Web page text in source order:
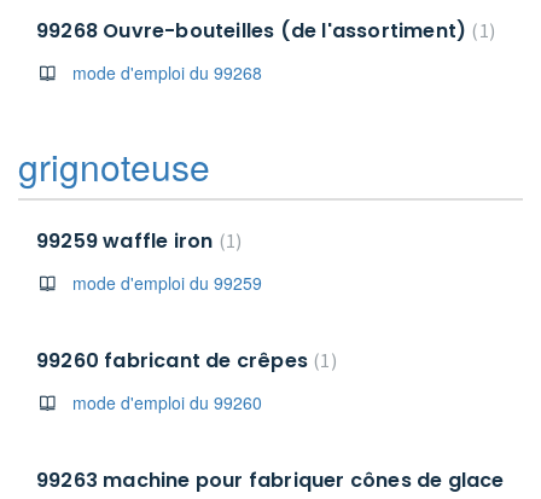
99268 Ouvre-bouteilles (de l'assortiment)
1
mode d'emploi du 99268
grignoteuse
99259 waffle iron 1
mode d'emploi du 99259
99260 fabricant de crêpes 1
mode d'emploi du 99260
99263 machine pour fabriquer cônes de glace